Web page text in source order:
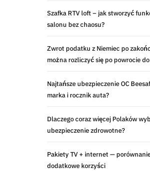
Szafka RTV loft – jak stworzyć
salonu bez chaosu?
Zwrot podatku z Niemiec po
można rozliczyć się po powrocie
Najtańsze ubezpieczenie OC
marka i rocznik auta?
Dlaczego coraz więcej Polaków
ubezpieczenie zdrowotne?
Pakiety TV + internet —
dodatkowe korzyści